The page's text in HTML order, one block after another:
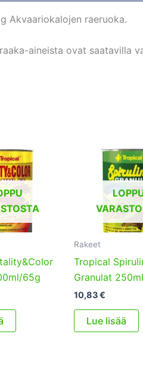
Akvaariokalojen raeruoka.
aineista ovat saatavilla
65g
Rakeet
Tropical
Granulat
10,83€
Lue lisää